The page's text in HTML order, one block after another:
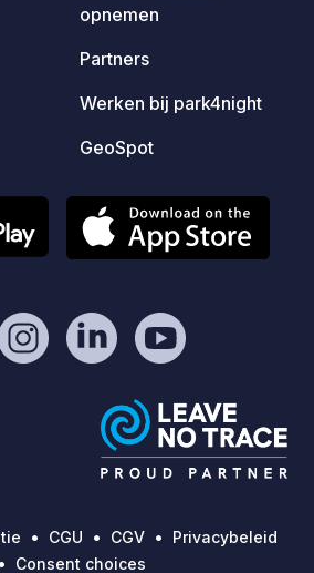
opnemen
Partners
Werken bij park4night
GeoSpot
CGU CGV
Privacybeleid
Consent choices